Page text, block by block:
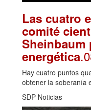
Las cuatro
comité
Sheinbaum
energética
Hay cuatro puntos
obtener la soberanía
SDP Noticias